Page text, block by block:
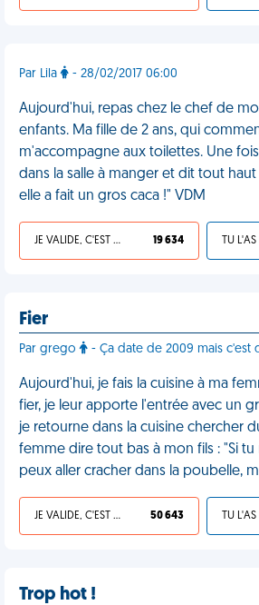
Par Lila - 28/02/2017 06:00
Aujourd'hui, repas chez le chef de
enfants. Ma fille de 2 ans, qui
m'accompagne aux toilettes. Une
dans la salle à manger et dit tout haut
elle a fait un gros caca !" VDM
JE VALIDE, C'EST UNE VDM 19 634
Fier
Par grego - Ça date de 2009 mais c'est
Aujourd'hui, je fais la cuisine à ma
fier, je leur apporte l'entrée avec un
je retourne dans la cuisine chercher
femme dire tout bas à mon fils : "Si tu
peux aller cracher dans la poubelle,
JE VALIDE, C'EST UNE VDM 50 643
Trop hot !